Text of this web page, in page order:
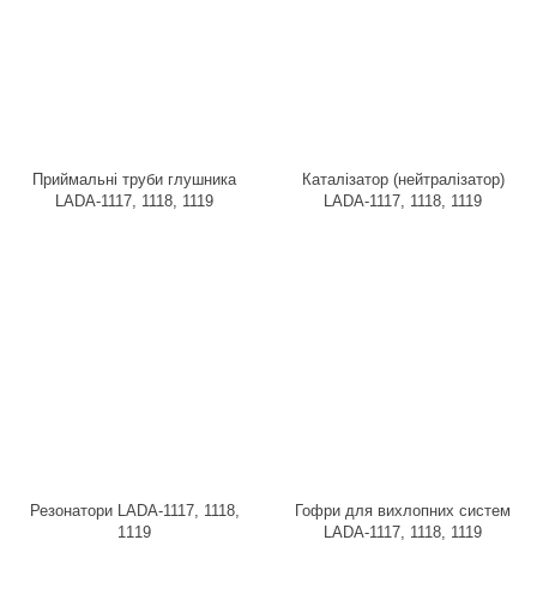
Приймальні труби глушника
LADA-1117, 1118, 1119
Каталізатор (нейтралізатор)
LADA-1117, 1118, 1119
Резонатори LADA-1117, 1118,
1119
Гофри для вихлопних систем
LADA-1117, 1118, 1119